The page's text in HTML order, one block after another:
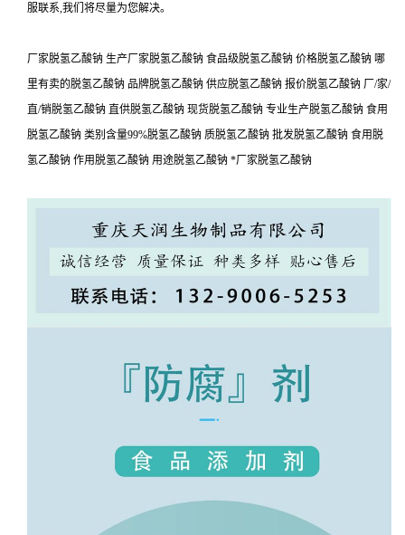
服联系,我们将尽量为您解决。
厂家脱氢乙酸钠 生产厂家脱氢乙酸钠 食品级脱氢乙酸钠 价格脱氢乙酸钠 哪
里有卖的脱氢乙酸钠 品牌脱氢乙酸钠 供应脱氢乙酸钠 报价脱氢乙酸钠 厂/家/
直/销脱氢乙酸钠 直供脱氢乙酸钠 现货脱氢乙酸钠 专业生产脱氢乙酸钠 食用
脱氢乙酸钠 类别含量99%脱氢乙酸钠 质脱氢乙酸钠 批发脱氢乙酸钠 食用脱
氢乙酸钠 作用脱氢乙酸钠 用途脱氢乙酸钠 *厂家脱氢乙酸钠